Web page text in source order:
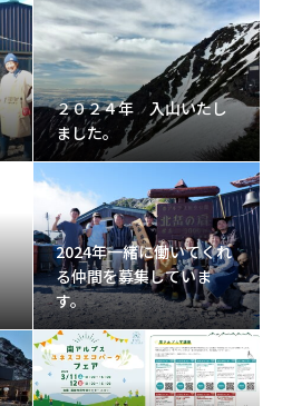
２０２４年 入山いたし
ました。
2024年一緒に働いてくれ
る仲間を募集していま
す。